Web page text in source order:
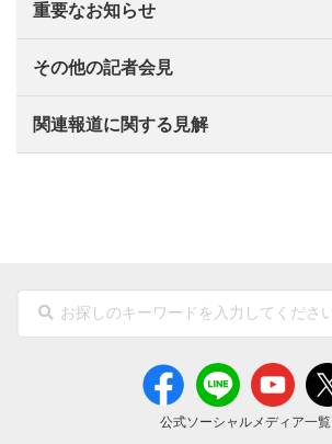
重要なお知らせ
その他の記者会見
関連報道に関する見解
公式ソーシャルメディア一覧